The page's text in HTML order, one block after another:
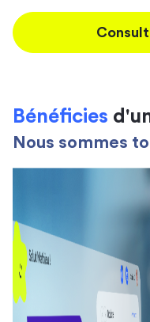
Bénéficies
Nous sommes